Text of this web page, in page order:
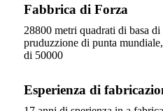
Fabbrica di Forza
28800 metri quadrati di basa
pruduzzione di punta
di 50000
Esperienza di